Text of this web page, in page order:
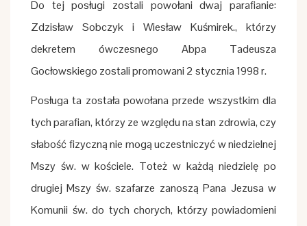
Do tej posługi zostali powołani dwaj parafianie:
Zdzisław Sobczyk i Wiesław Kuśmirek., którzy
dekretem ówczesnego Abpa Tadeusza
Gocłowskiego zostali promowani 2 stycznia 1998 r.
Posługa ta została powołana przede wszystkim dla
tych parafian, którzy ze względu na stan zdrowia, czy
słabość fizyczną nie mogą uczestniczyć w niedzielnej
Mszy św. w kościele. Toteż w każdą niedzielę po
drugiej Mszy św. szafarze zanoszą Pana Jezusa w
Komunii św. do tych chorych, którzy powiadomieni